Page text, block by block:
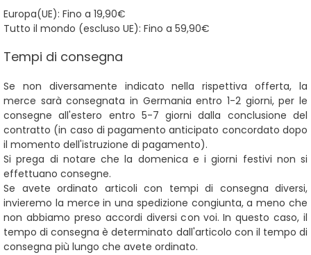
Europa(UE): Fino a 19,90€
Tutto il mondo (escluso UE): Fino a 59,90€
Tempi di consegna
Se non diversamente indicato nella rispettiva offerta, la
merce sarà consegnata in Germania entro 1-2 giorni, per le
consegne all'estero entro 5-7 giorni dalla conclusione del
contratto (in caso di pagamento anticipato concordato dopo
il momento dell'istruzione di pagamento).
Si prega di notare che la domenica e i giorni festivi non si
effettuano consegne.
Se avete ordinato articoli con tempi di consegna diversi,
invieremo la merce in una spedizione congiunta, a meno che
non abbiamo preso accordi diversi con voi. In questo caso, il
tempo di consegna è determinato dall'articolo con il tempo di
consegna più lungo che avete ordinato.